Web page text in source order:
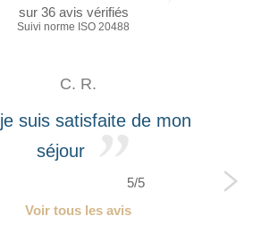
sur 36 avis vérifiés
Suivi norme ISO 20488
C. R.
je suis satisfaite de mon
séjour
5/5
Voir tous les avis